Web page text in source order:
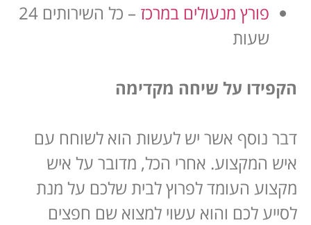
פורץ מנעולים במרכז
– כל השירותים 24
שעות
הקפידו על שיחה מקדימה
דבר נוסף אשר יש לעשות הוא לשוחח עם
איש המקצוע. אחרי הכל, מדובר על איש
מקצוע העומד לפרוץ לבית שלכם על מנת
לסייע לכם והוא עשוי למצוא שם חפצים